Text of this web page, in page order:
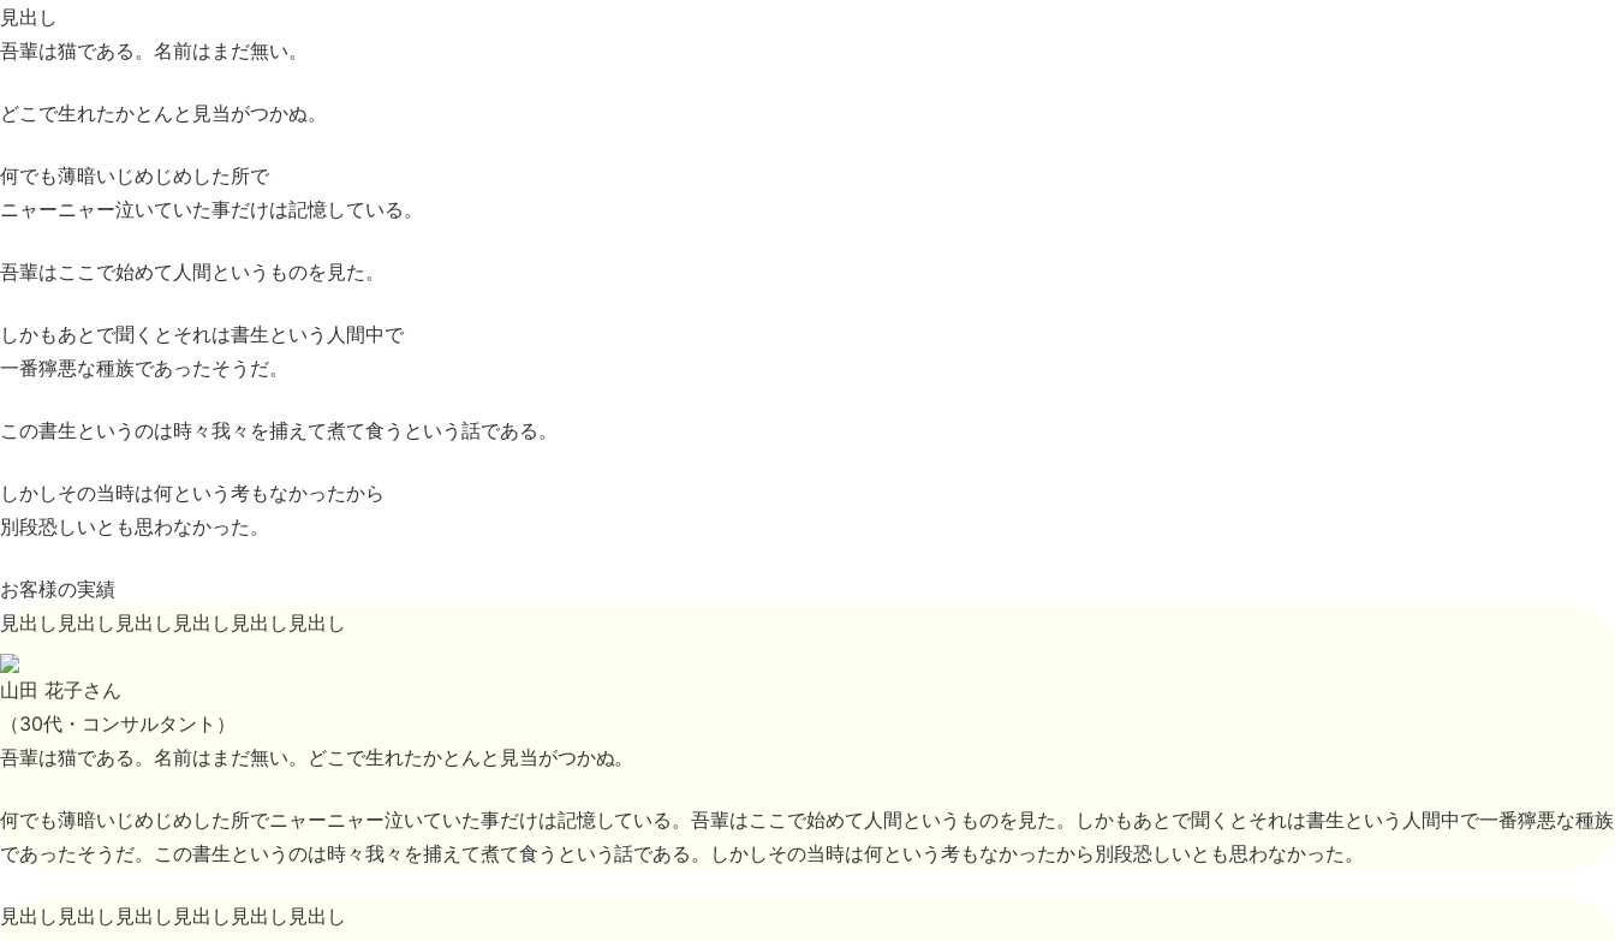
見出し
吾輩は猫である。名前はまだ無い。
どこで生れたかとんと見当がつかぬ。
何でも薄暗いじめじめした所で
ニャーニャー泣いていた事だけは記憶している。
吾輩はここで始めて人間というものを見た。
しかもあとで聞くとそれは書生という人間中で
一番獰悪な種族であったそうだ。
この書生というのは時々我々を捕えて煮て食うという話である。
しかしその当時は何という考もなかったから
別段恐しいとも思わなかった。
お客様の実績
見出し見出し見出し見出し見出し見出し
山田 花子さん
（30代・コンサルタント）
吾輩は猫である。名前はまだ無い。どこで生れたかとんと見当がつかぬ。
何でも薄暗いじめじめした所でニャーニャー泣いていた事だけは記憶している。吾輩はここで始めて人間というものを見た。しかもあとで聞くとそれは書生という人間中で一番獰悪な種族
であったそうだ。この書生というのは時々我々を捕えて煮て食うという話である。しかしその当時は何という考もなかったから別段恐しいとも思わなかった。
見出し見出し見出し見出し見出し見出し